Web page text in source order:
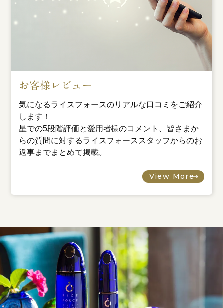
お客様レビュー
気になるライスフォースのリアルな口コミをご紹介
します！
星での5段階評価と愛用者様のコメント、皆さまか
らの質問に対するライスフォーススタッフからのお
返事までまとめて掲載。
View More